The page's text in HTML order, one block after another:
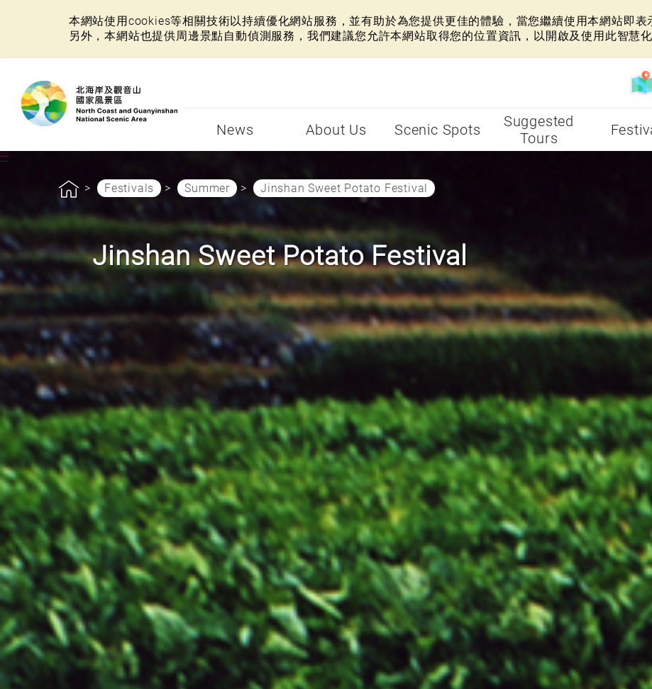
本網站使用cookies等相關技術以持續優化網站服務，並有助於為您提供更佳的體驗，當您繼續使用本網站即表
另外，本網站也提供周邊景點自動偵測服務，我們建議您允許本網站取得您的位置資訊，以開啟及使用此智慧化
News About Us Scenic Spots
Suggested
Tours
:::
Festivals Summer Jinshan Sweet Potato Festival
Jinshan Sweet Potato Festival